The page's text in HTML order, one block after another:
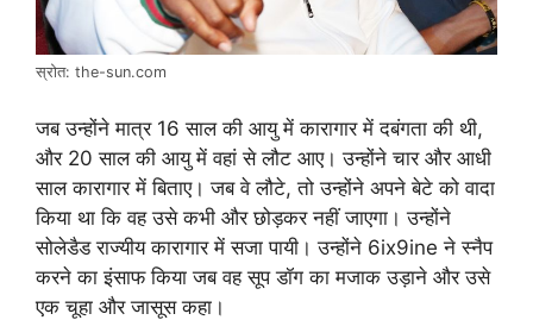
स्रोत: the-sun.com
जब उन्होंने मात्र 16 साल की आयु में कारागार में दबंगता की थी,
और 20 साल की आयु में वहां से लौट आए। उन्होंने चार और आधी
साल कारागार में बिताए। जब वे लौटे, तो उन्होंने अपने बेटे को वादा
किया था कि वह उसे कभी और छोड़कर नहीं जाएगा। उन्होंने
सोलेडैड राज्यीय कारागार में सजा पायी। उन्होंने 6ix9ine ने स्नैप
करने का इंसाफ किया जब वह सूप डॉग का मजाक उड़ाने और उसे
एक चूहा और जासूस कहा।